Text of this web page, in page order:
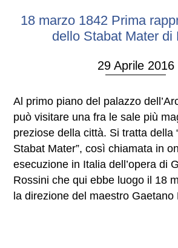
18 marzo 1842 Prima
dello Stabat Mater di
29 Aprile 2016
Al primo piano del palazzo
può visitare una fra le sale più
preziose della città. Si tratta della
Stabat Mater”, così chiamata in
esecuzione in Italia dell’opera di
Rossini che qui ebbe luogo il 18
la direzione del maestro Gaetano